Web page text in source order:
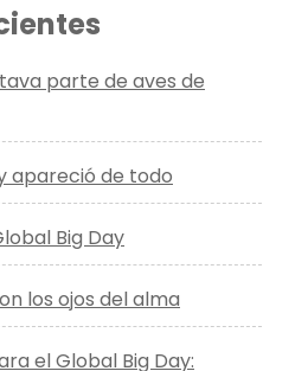
parte de aves de
apareció de todo
Big Day
los ojos del alma
el Global Big Day: